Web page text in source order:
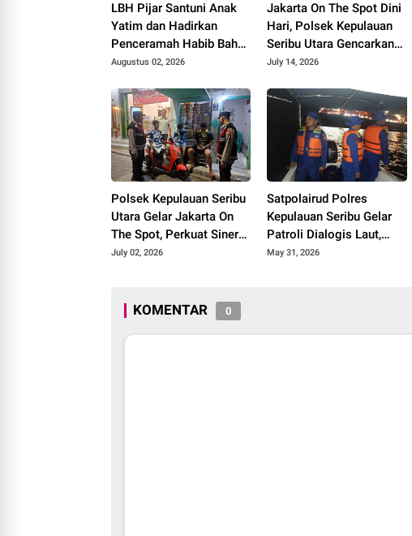
LBH Pijar Santuni Anak
Yatim dan Hadirkan
Penceramah Habib Bahar
di Milad Ketujuh
Augustus 02, 2026
Jakarta On The Spot Dini
Hari, Polsek Kepulauan
Seribu Utara Gencarkan
Sosialisasi Layanan
July 14, 2026
Polsek Kepulauan Seribu
Utara Gelar Jakarta On
The Spot, Perkuat Sinergi
dengan Warga Jaga
July 02, 2026
Satpolairud Polres
Kepulauan Seribu Gelar
Patroli Dialogis Laut,
Ciptakan Wisata Aman
May 31, 2026
KOMENTAR 0